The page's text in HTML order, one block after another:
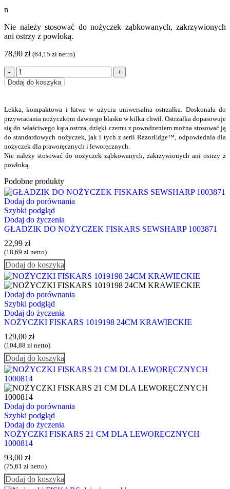
n
Nie należy stosować do nożyczek ząbkowanych, zakrzywionych
ani ostrzy z powłoką.
78,90 zł (64,15 zł netto)
Dodaj do koszyka
Lekka, kompaktowa i łatwa w użyciu uniwersalna ostrzałka. Doskonała do
przywracania nożyczkom dawnego blasku w kilka chwil. Ostrzałka dopasowuje
się do właściwego kąta ostrza, dzięki czemu z powodzeniem można stosować ją
do standardowych nożyczek, jak i tych z seriiRazorEdge™, odpowiednia dla
nożyczek dla praworęcznych i leworęcznych.
Nie należy stosować do nożyczek ząbkowanych, zakrzywionych ani ostrzy z
powłoką.
Podobne produkty
Dodaj do porównania
Szybki podgląd
Dodaj do życzenia
GŁADZIK DO NOŻYCZEK FISKARS SEWSHARP 1003871
22,99 zł
(18,69 zł netto)
Dodaj do koszyka
Dodaj do porównania
Szybki podgląd
Dodaj do życzenia
NOŻYCZKI FISKARS 1019198 24CM KRAWIECKIE
129,00 zł
(104,88 zł netto)
Dodaj do koszyka
Dodaj do porównania
Szybki podgląd
Dodaj do życzenia
NOŻYCZKI FISKARS 21 CM DLA LEWORĘCZNYCH
1000814
93,00 zł
(75,61 zł netto)
Dodaj do koszyka